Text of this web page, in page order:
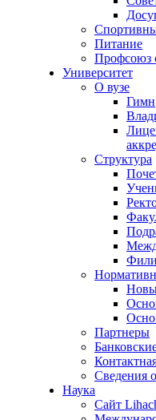
Питание
Профсоюз
Университет
О вузе
Гимн
Структура
Партнеры
Сведения
Наука
Сайт